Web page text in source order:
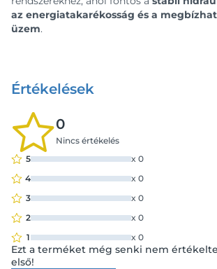
az energiatakarékosság és a
üzem.
Értékelések
0
Nincs értékelés
5
x 0
4
x 0
3
x 0
2
x 0
1
x 0
Ezt a terméket még senki nem
első!